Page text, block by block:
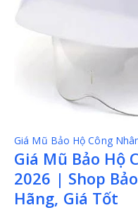
Giá Mũ Bảo Hộ Công
Giá Mũ Bảo Hộ
2026 | Shop
Hãng, Giá Tốt